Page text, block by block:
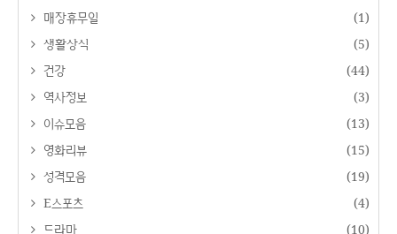
매장휴무일
(1)
생활상식
(5)
건강
(44)
역사정보
(3)
이슈모음
(13)
영화리뷰
(15)
성격모음
(19)
E스포츠
(4)
드라마
(10)